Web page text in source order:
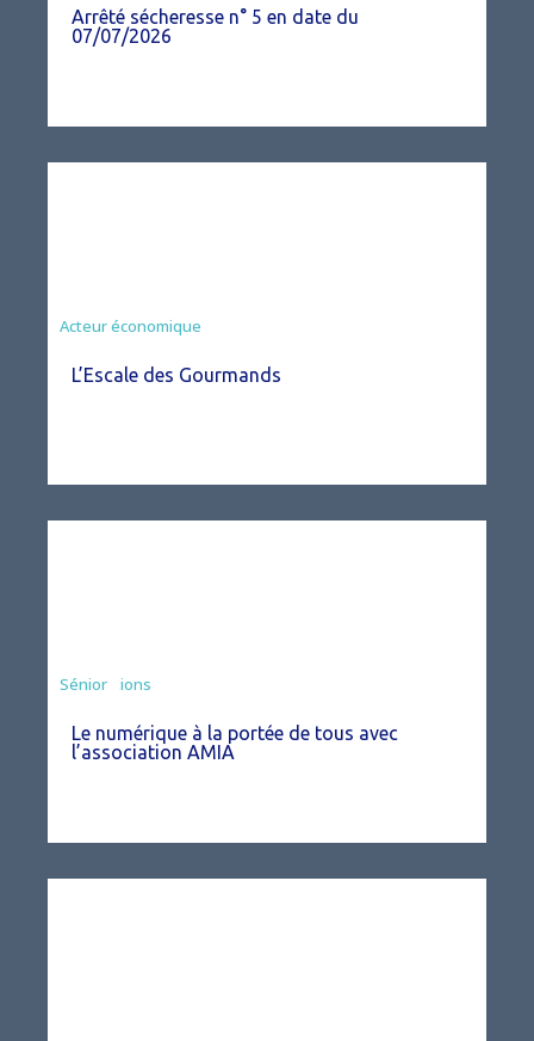
Arrêté sécheresse n° 5 en date du
07/07/2026
Acteur économique
L’Escale des Gourmands
Associations
Sénior
Le numérique à la portée de tous avec
l’association AMIA